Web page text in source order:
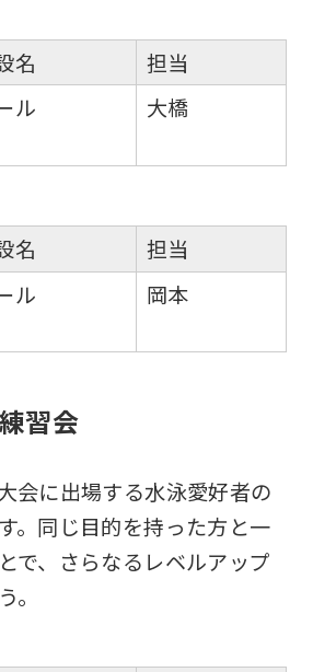
名
ル
担当
大橋
名
ル
担当
岡本
習会
会に出場する水泳愛好者の
。同じ目的を持った方と一
で、さらなるレベルアップ
。
foreigners
Central
official
is
automatically
translated
Click
the
link
below
(start